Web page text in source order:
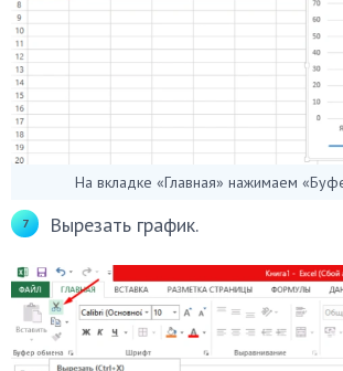
На вкладке «Главная» нажимаем
Вырезать график.